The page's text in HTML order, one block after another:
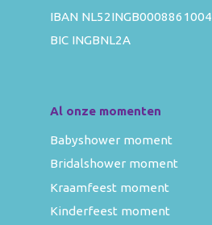
IBAN NL52INGB0008861004
BIC INGBNL2A
Al onze momenten
Babyshower moment
Bridalshower moment
Kraamfeest moment
Kinderfeest moment